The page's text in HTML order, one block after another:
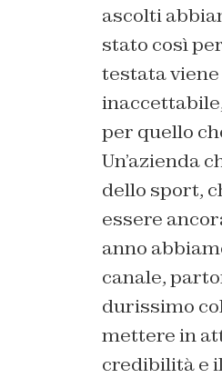
ascolti
stato così
testata
per quello
Un’azienda
dello sport,
essere
anno
canale,
durissimo
mettere in
credibilità e